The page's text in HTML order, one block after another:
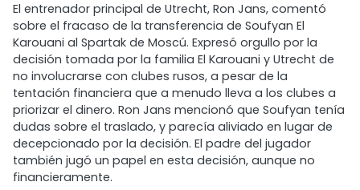
El entrenador principal de Utrecht, Ron Jans, comentó
sobre el fracaso de la transferencia de Soufyan El
Karouani al Spartak de Moscú. Expresó orgullo por la
decisión tomada por la familia El Karouani y Utrecht de
no involucrarse con clubes rusos, a pesar de la
tentación financiera que a menudo lleva a los clubes a
priorizar el dinero. Ron Jans mencionó que Soufyan tenía
dudas sobre el traslado, y parecía aliviado en lugar de
decepcionado por la decisión. El padre del jugador
también jugó un papel en esta decisión, aunque no
financieramente.